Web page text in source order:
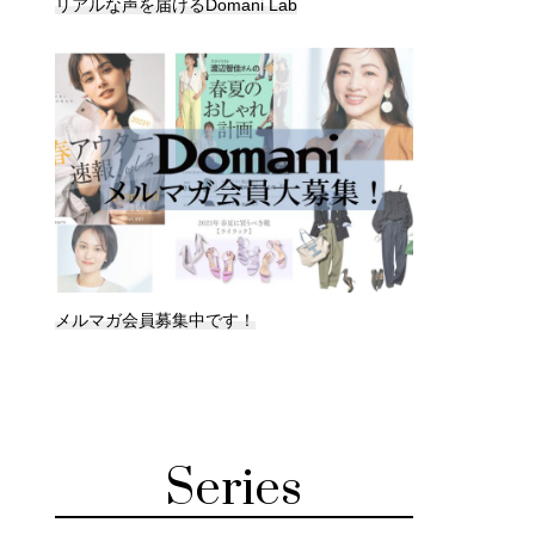
リアルな声を届けるDomani Lab
メルマガ会員募集中です！
Series